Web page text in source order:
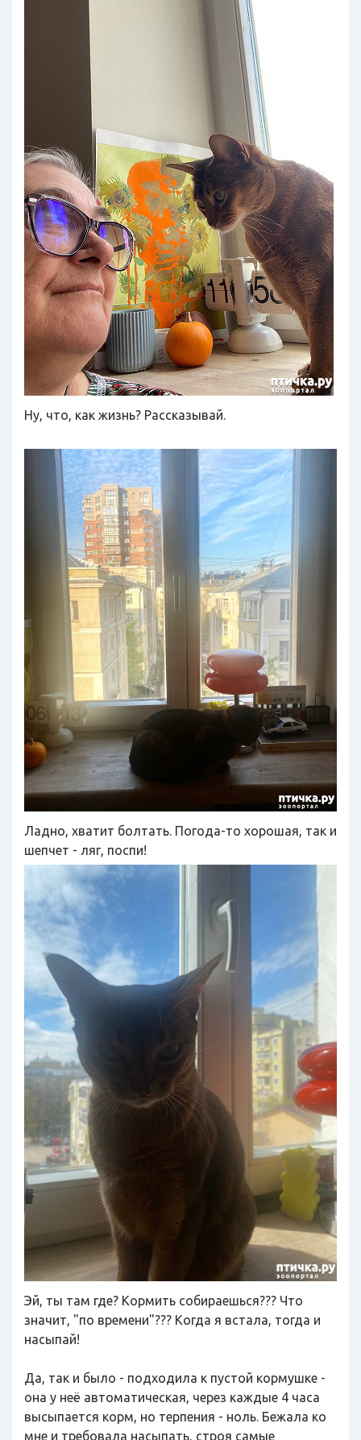
Ну, что, как жизнь? Рассказывай.
Ладно, хватит болтать. Погода-то хорошая, так и
шепчет - ляг, поспи!
Эй, ты там где? Кормить собираешься??? Что
значит, "по времени"??? Когда я встала, тогда и
насыпай!
Да, так и было - подходила к пустой кормушке -
она у неё автоматическая, через каждые 4 часа
высыпается корм, но терпения - ноль. Бежала ко
мне и требовала насыпать, строя самые